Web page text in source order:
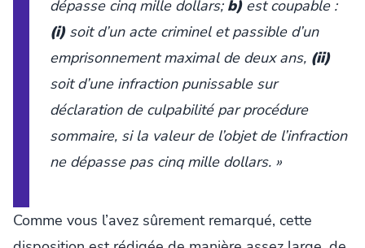
dépasse cinq mille dollars; b)est coupable :
(i)soit d’un acte criminel et passible d’un
emprisonnement maximal de deux ans, (ii)
soit d’une infraction punissable sur
déclaration de culpabilité par procédure
sommaire, si la valeur de l’objet de l’infraction
ne dépasse pas cinq mille dollars. »
Comme vous l’avez sûrement remarqué, cette